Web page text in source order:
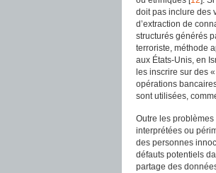
doit pas inclure des
d’extraction de
structurés générés
terroriste, méthode
aux États-Unis, en
les inscrire sur des
opérations
sont utilisées,
Outre les
interprétées ou
des personnes
défauts potentiels
partage des